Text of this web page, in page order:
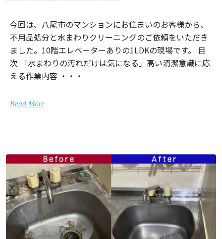
今回は、八尾市のマンションにお住まいのお客様から、
不用品処分と水まわりクリーニングのご依頼をいただき
ました。10階エレベーターありの1LDKの現場です。 目
次 「水まわりの汚れだけは気になる」高い清潔意識に応
える作業内容 ・・・
Read More